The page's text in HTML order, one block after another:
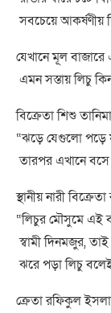
সবচেয়ে আকর্ষণীয়
যেখানে মূল
এমন সস্তায় লিচু
বিক্রেতা শিশু
“ঝড়ে যেগুলো পড়ে
তারপর এখানে
স্থানীয় নারী
“লিচুর মৌসুমে এই
স্বামী দিনমজুর,
ঝরে পড়া লিচু
ক্রেতা রফিকুল